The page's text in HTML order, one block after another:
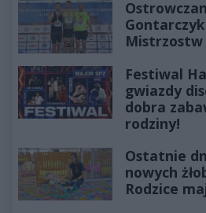
Mistrzostw
Festiwal
gwiazdy
dobra
rodziny!
Ostatnie
nowych
Rodzice